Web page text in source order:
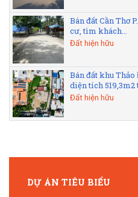
Bán đất Cần Thơ
cư, tìm khách...
Đất hiện hữu
Bán đất khu Thảo
diện tích 519,3m2
Đất hiện hữu
DỰ ÁN TIÊU BIỂU